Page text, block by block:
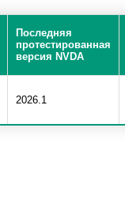
Последняя
протестированная
версия NVDA
2026.1